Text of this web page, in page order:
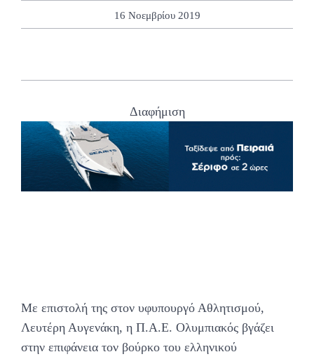
16 Νοεμβρίου 2019
Διαφήμιση
Με επιστολή της στον υφυπουργό Αθλητισμού,
Λευτέρη Αυγενάκη, η Π.Α.Ε. Ολυμπιακός βγάζει
στην επιφάνεια τον βούρκο του ελληνικού